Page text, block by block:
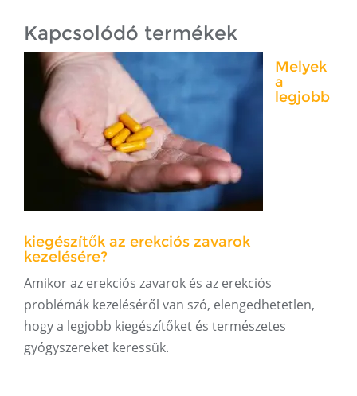
Kapcsolódó termékek
Melyek
a
legjobb
kiegészítők az erekciós zavarok
kezelésére?
Amikor az erekciós zavarok és az erekciós
problémák kezeléséről van szó, elengedhetetlen,
hogy a legjobb kiegészítőket és természetes
gyógyszereket keressük.